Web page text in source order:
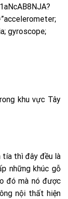
gyroscope;
khu vực Tây
tía thì đây đều là
những khúc gỗ
đó mà nó được
nội thất hiện